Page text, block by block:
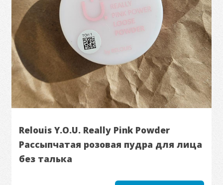
Relouis Y.O.U. Really Pink Powder
Рассыпчатая розовая пудра для лица
без талька